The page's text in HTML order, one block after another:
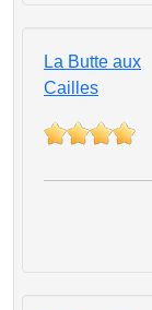
La Butte aux
Cailles